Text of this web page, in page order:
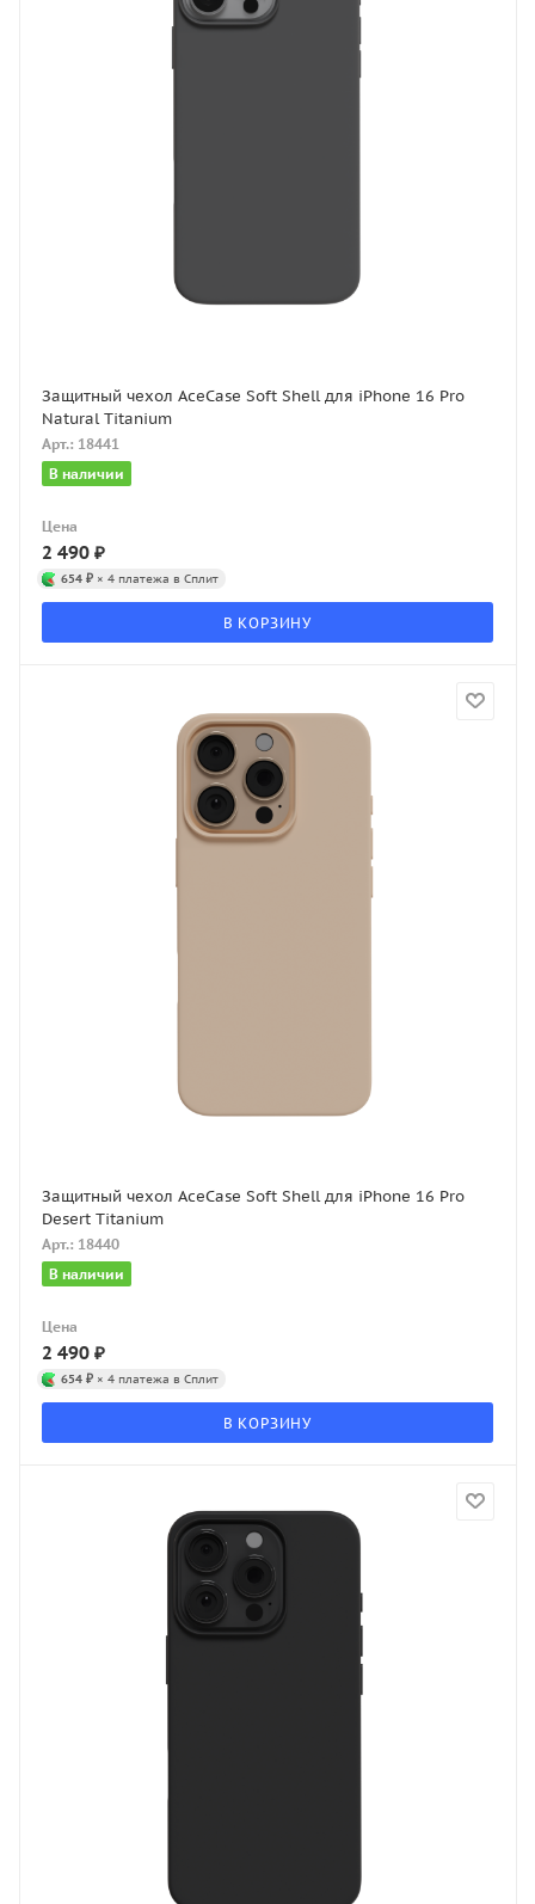
Защитный чехол AceCase Soft Shell для iPhone 16 Pro
Natural Titanium
Арт.: 18441
В наличии
Цена
2 490 ₽
654 ₽ × 4 платежа в Сплит
В КОРЗИНУ
Защитный чехол AceCase Soft Shell для iPhone 16 Pro
Desert Titanium
Арт.: 18440
В наличии
Цена
2 490 ₽
654 ₽ × 4 платежа в Сплит
В КОРЗИНУ